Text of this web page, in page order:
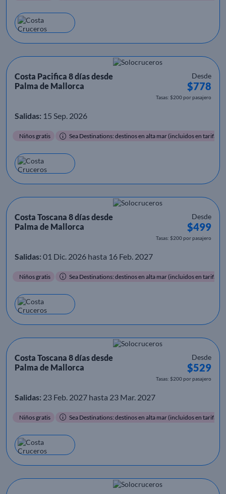
Costa Pacifica 8 días desde
Palma de Mallorca
Desde
$778
Tasas: $200 por pasajero
Salidas: 15 Sep. 2026
Niños gratis Sea Destinations: destinos en alta mar (incluidos en tarifa)
Costa Toscana 8 días desde
Palma de Mallorca
Desde
$499
Tasas: $200 por pasajero
Salidas: 01 Dic. 2026 hasta 16 Feb. 2027
Niños gratis Sea Destinations: destinos en alta mar (incluidos en tarifa)
Costa Toscana 8 días desde
Palma de Mallorca
Desde
$529
Tasas: $200 por pasajero
Salidas: 23 Feb. 2027 hasta 23 Mar. 2027
Niños gratis Sea Destinations: destinos en alta mar (incluidos en tarifa)